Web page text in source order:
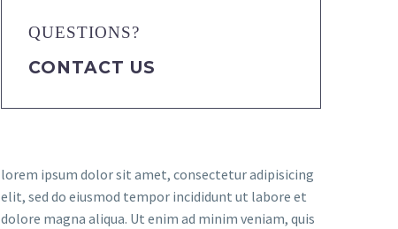
QUESTIONS?
CONTACT US
lorem ipsum dolor sit amet, consectetur adipisicing
elit, sed do eiusmod tempor incididunt ut labore et
dolore magna aliqua. Ut enim ad minim veniam, quis